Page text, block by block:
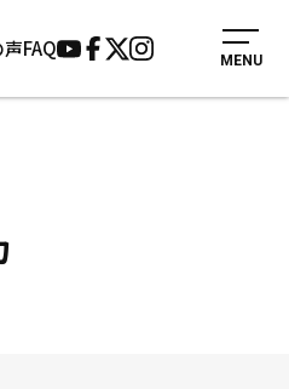
FAQ MENU
お問い合わせ